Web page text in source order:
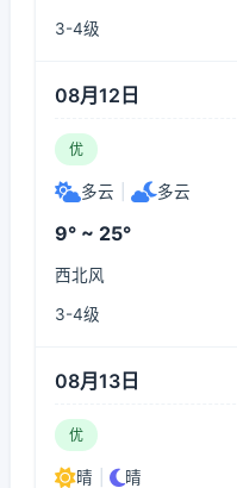
3-4级
08月12日
优
多云 多云
9° ~ 25°
西北风
3-4级
08月13日
优
晴 晴